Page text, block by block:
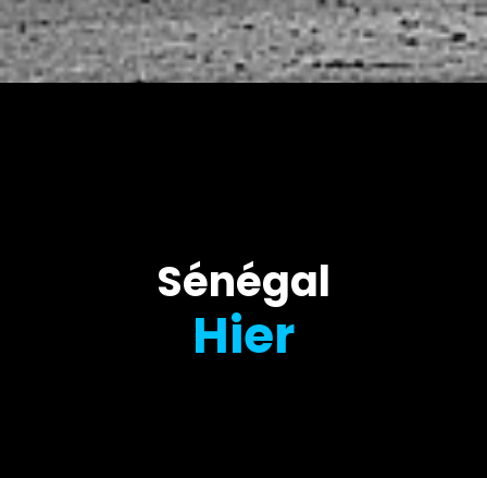
Sénégal
Hier